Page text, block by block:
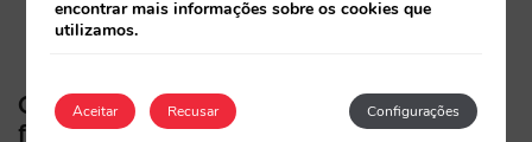
Como eu posso tirar proveito desta
funcionalidade?
encontrar mais informações sobre os cookies que
utilizamos.
Aceitar Configurações
Recusar